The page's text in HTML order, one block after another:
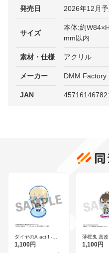
発売日 2026年12月
サイズ
本体:約
mm以内
素材・仕様 アクリル
メーカー DMM Factory
JAN
ダイヤのA actII -
Second Season- う
1,100円
薄桜鬼 真改
アクリルス
1,100円